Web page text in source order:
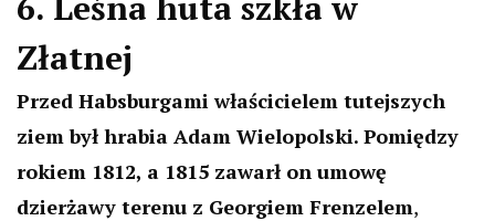
Złatnej
Przed Habsburgami właścicielem tutejszych
ziem był hrabia Adam Wielopolski. Pomiędzy
rokiem 1812, a 1815 zawarł on umowę
dzierżawy terenu z Georgiem Frenzelem,